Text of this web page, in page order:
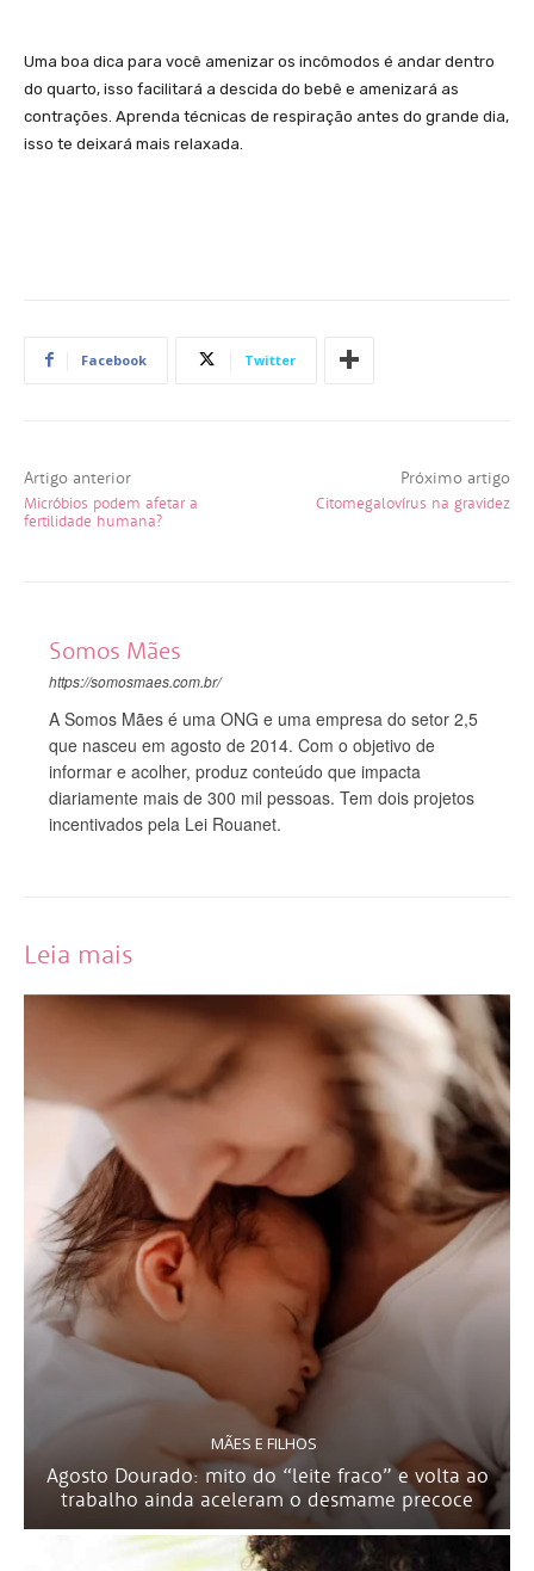
Uma boa dica para você amenizar os incômodos é andar dentro
do quarto, isso facilitará a descida do bebê e amenizará as
contrações. Aprenda técnicas de respiração antes do grande dia,
isso te deixará mais relaxada.
Facebook Twitter
Artigo anterior
Micróbios podem afetar a
fertilidade humana?
Próximo artigo
Citomegalovírus na gravidez
Somos Mães
https://somosmaes.com.br/
A Somos Mães é uma ONG e uma empresa do setor 2,5
que nasceu em agosto de 2014. Com o objetivo de
informar e acolher, produz conteúdo que impacta
diariamente mais de 300 mil pessoas. Tem dois projetos
incentivados pela Lei Rouanet.
Leia mais
MÃES E FILHOS
Agosto Dourado: mito do “leite fraco” e volta ao
trabalho ainda aceleram o desmame precoce